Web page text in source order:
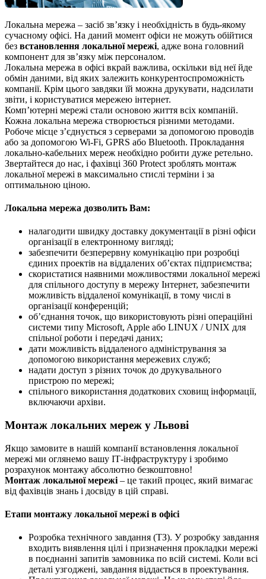
Локальна мережа – засіб зв’язку і необхідність в будь-якому
сучасному офісі. На даний момент офіси не можуть обійтися
без встановлення локальної мережі, адже вона головний
компонент для зв’язку між персоналом.
Локальна мережа в офісі вкрай важлива, оскільки від неї йде
обмін даними, від яких залежить конкурентоспроможність
компанії. Крім цього завдяки їй можна друкувати, надсилати
звіти, і користуватися мережею інтернет.
Комп’ютерні мережі стали основою життя всіх компаній.
Кожна локальна мережа створюється різними методами.
Робоче місце з’єднується з серверами за допомогою проводів
або за допомогою Wi-Fi, GPRS або Bluetooth. Прокладання
локально-кабельних мереж необхідно робити дуже ретельно.
Звертайтеся до нас, і фахівці 360 Protect зроблять монтаж
локальної мережі в максимально стислі терміни і за
оптимальною ціною.
Локальна мережа дозволить Вам:
налагодити швидку доставку документації в різні офіси
організації в електронному вигляді;
забезпечити безперервну комунікацію при розробці
єдиних проектів на віддалених об’єктах підприємства;
скористатися наявними можливостями локальної мережі
для спільного доступу в мережу Інтернет, забезпечити
можливість віддаленої комунікації, в тому числі в
організації конференцій;
об’єднання точок, що використовують різні операційні
системи типу Microsoft, Apple або LINUX / UNIX для
спільної роботи і передачі даних;
дати можливість віддаленого адміністрування за
допомогою використання мережевих служб;
надати доступ з різних точок до друкувального
пристрою по мережі;
спільного використання додаткових сховищ інформації,
включаючи архіви.
Монтаж локальних мереж у Львові
Якщо замовите в нашій компанії встановлення локальної
мережі ми оглянемо вашу ІТ-інфраструктуру і зробимо
розрахунок монтажу абсолютно безкоштовно!
Монтаж локальної мережі – це такий процес, який вимагає
від фахівців знань і досвіду в цій справі.
Етапи монтажу локальної мережі в офісі
Розробка технічного завдання (ТЗ). У розробку завдання
входить виявлення цілі і призначення прокладки мережі
в поєднанні запитів замовника по всій системі. Коли всі
деталі узгоджені, завдання віддається в проектування.